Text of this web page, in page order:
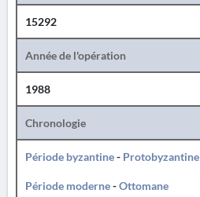
15292
Année de l'opération
1988
Chronologie
Période byzantine- Protobyzantine
Période moderne-Ottomane